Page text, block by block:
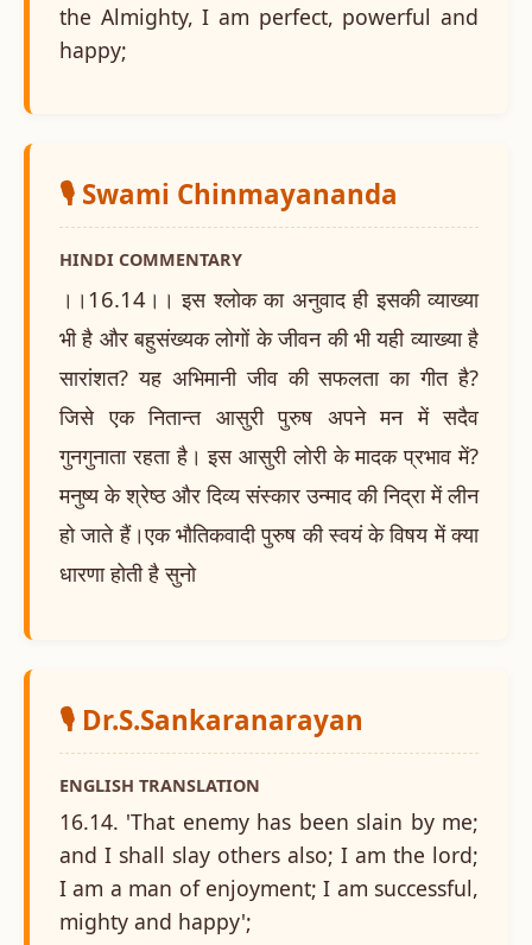
the Almighty, I am perfect, powerful and
happy;
🎙️ Swami Chinmayananda
HINDI COMMENTARY
।।16.14।। इस श्लोक का अनुवाद ही इसकी व्याख्या
भी है और बहुसंख्यक लोगों के जीवन की भी यही व्याख्या है
सारांशत? यह अभिमानी जीव की सफलता का गीत है?
जिसे एक नितान्त आसुरी पुरुष अपने मन में सदैव
गुनगुनाता रहता है। इस आसुरी लोरी के मादक प्रभाव में?
मनुष्य के श्रेष्ठ और दिव्य संस्कार उन्माद की निद्रा में लीन
हो जाते हैं।एक भौतिकवादी पुरुष की स्वयं के विषय में क्या
धारणा होती है सुनो
🎙️ Dr.S.Sankaranarayan
ENGLISH TRANSLATION
16.14. 'That enemy has been slain by me;
and I shall slay others also; I am the lord;
I am a man of enjoyment; I am successful,
mighty and happy';